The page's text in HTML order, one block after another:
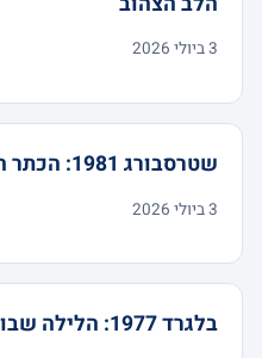
3 ביולי 2026
שטרסבורג 1981: הכתר השני, שוב בנקודה אחת
3 ביולי 2026
בלגרד 1977: הלילה שבו הכול התחיל